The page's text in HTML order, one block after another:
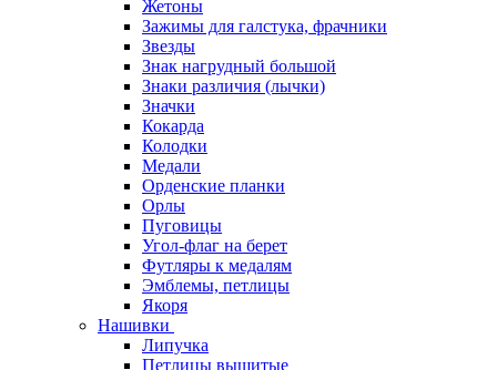
Жетоны
Зажимы для галстука, фрачники
Звезды
Знак нагрудный большой
Знаки различия (лычки)
Значки
Кокарда
Колодки
Медали
Орденские планки
Орлы
Пуговицы
Угол-флаг на берет
Футляры к медалям
Эмблемы, петлицы
Якоря
Нашивки
Липучка
Петлицы вышитые